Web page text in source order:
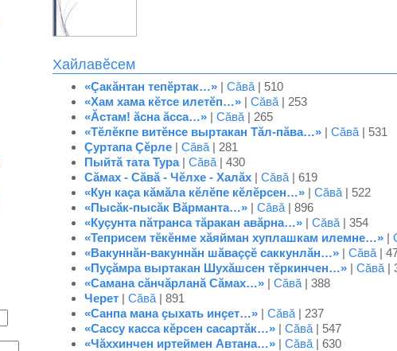
Хайлавĕсем
«Çакăнтан тепĕртак…» | Сăвă | 510
«Хам хама кĕтсе илетĕп…» | Сăвă | 253
«Ăстам! ăсна ăсса…» | Сăвă | 265
«Тĕлĕкпе витĕнсе выртакан Тăл-пăва…» | Сăвă | 531
Çуртапа Çĕрле | Сăвă | 281
Пыйтă тата Тура| Сăвă | 430
Сăмах - Сăвă - Чĕлхе - Халăх | Сăвă | 619
«Кун каçа кăмăла кĕлĕпе кĕлĕрсен…» | Сăвă | 522
«Пысăк-пысăк Вăрманта…» | Сăвă | 896
«Куçунта пăтранса тăракан авăрна…» | Сăвă | 354
«Теприсем тĕкĕнме хăяйман хуплашкам илемне…» |
«Вакуннăн-вакуннăн шăваççĕ саккунлăн…» | Сăвă |
«Пуçăмра выртакан Шухăшсен тĕркинчен…» | Сăвă |
«Самана сăнчăрланă Сăмах…» | Сăвă | 388
Черет | Сăвă | 891
«Санпа мана çыхать инçет…» | Сăвă | 237
«Сассу касса кĕрсен сасартăк…» | Сăвă | 547
«Чăххинчен иртеймен Автана…» | Сăвă | 630